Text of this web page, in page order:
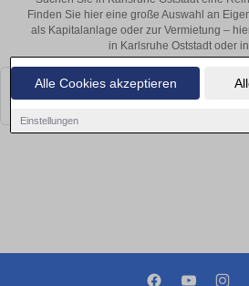
Alle Cookies akzeptieren
Einstellungen
Finden Sie hier eine große Auswahl an
als Kapitalanlage oder zur Vermietung –
in Karlsruhe Oststadt oder
Leider konnten wir derzeit keine passenden
bald wieder vorbei!